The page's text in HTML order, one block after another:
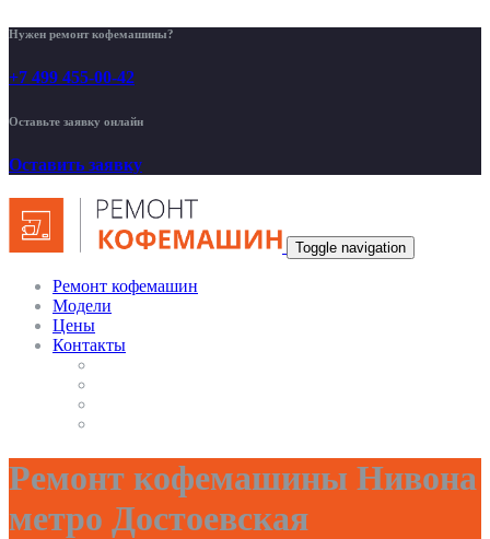
Нужен ремонт кофемашины?
+7 499 455-00-42
Оставьте заявку онлайн
Оставить заявку
Toggle navigation
Ремонт кофемашин
Модели
Цены
Контакты
Ремонт кофемашины Нивона
метро Достоевская